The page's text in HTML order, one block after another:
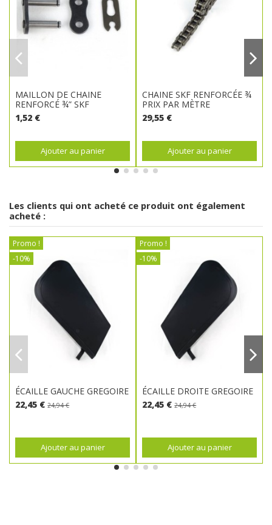
MAILLON DE CHAINE
RENFORCÉ ¾” SKF
1,52 €
Ajouter au panier
CHAINE SKF RENFORCÉE ¾
PRIX PAR MÈTRE
29,55 €
Ajouter au panier
Les clients qui ont acheté ce produit ont également
acheté :
Promo !
-10%
ÉCAILLE GAUCHE GREGOIRE
22,45 €24,94 €
Ajouter au panier
Promo !
-10%
ÉCAILLE DROITE GREGOIRE
22,45 €24,94 €
Ajouter au panier